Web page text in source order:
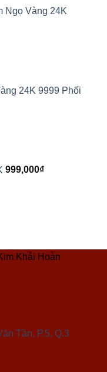
Ngọ Vàng 24K
24K 9999 Phối
999,000₫
Khải Hoàn
Tần, P.5, Q.3